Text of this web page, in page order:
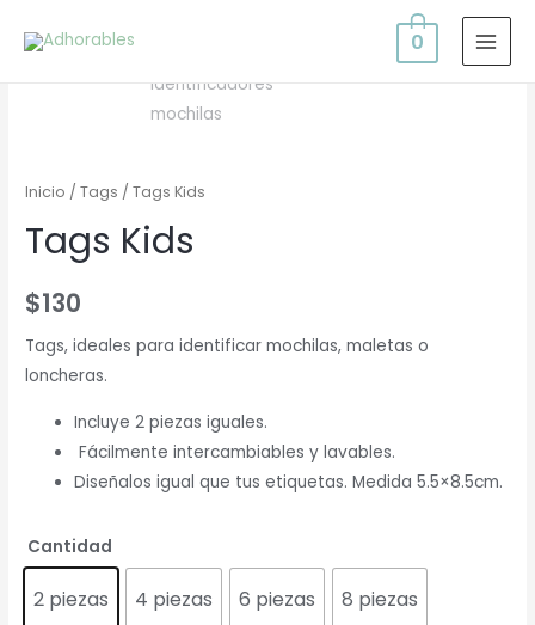
0
Inicio /Tags / Tags Kids
Tags Kids
$130
Tags, ideales para identificar mochilas, maletas o
loncheras.
Incluye 2 piezas iguales.
Fácilmente intercambiables y lavables.
Diseñalos igual que tus etiquetas. Medida 5.5×8.5cm.
Cantidad
2 piezas 4 piezas 6 piezas 8 piezas